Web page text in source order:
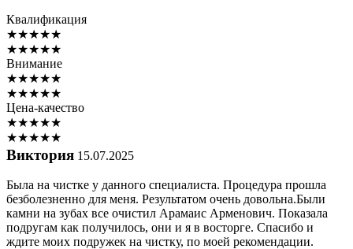
Квалификация
★★★★★
★★★★★
Внимание
★★★★★
★★★★★
Цена-качество
★★★★★
★★★★★
Виктория 15.07.2025
Была на чистке у данного специалиста. Процедура прошла
безболезненно для меня. Результатом очень довольна.Были
камни на зубах все очистил Арамаис Арменович. Показала
подругам как получилось, они и я в восторге. Спасибо и
ждите моих подружек на чистку, по моей рекомендации.